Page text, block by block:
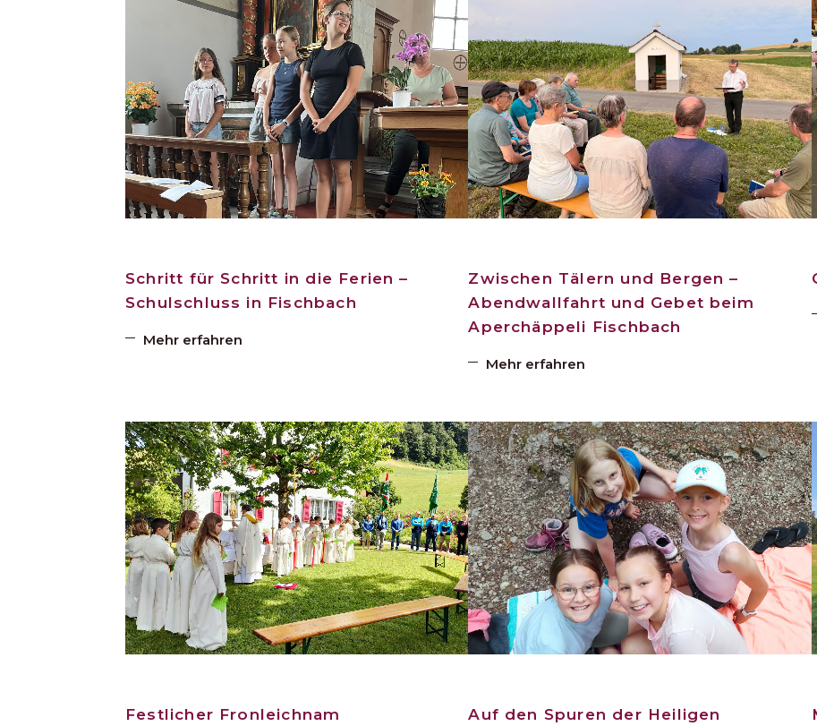
Schritt für Schritt in die Ferien –
Schulschluss in Fischbach
Mehr erfahren
Zwischen Tälern und Bergen –
Abendwallfahrt und Gebet beim
Aperchäppeli Fischbach
Mehr erfahren
Festlicher Fronleichnam
Auf den Spuren der Heiligen